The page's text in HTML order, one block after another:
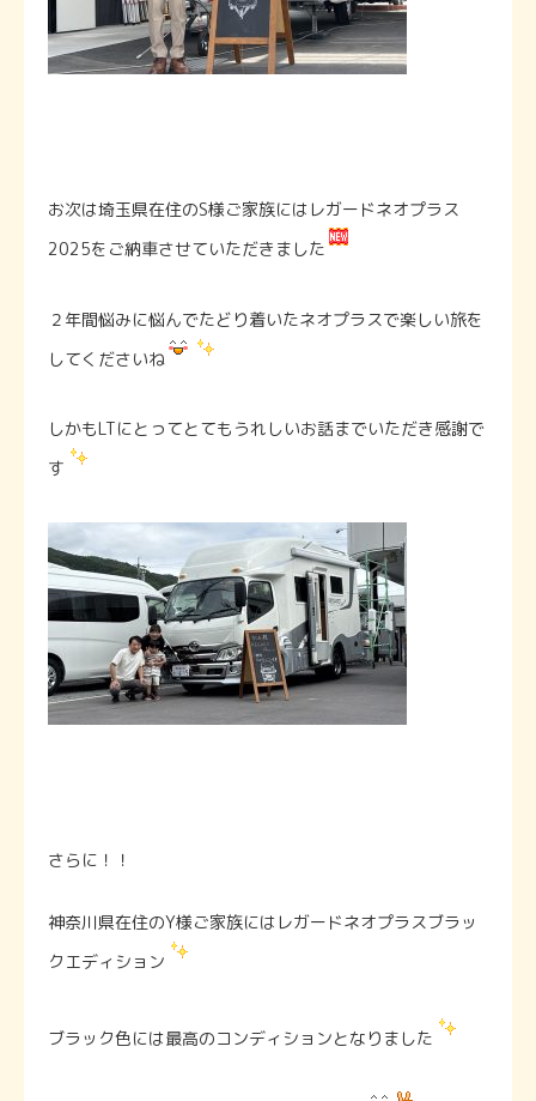
お次は埼玉県在住のS様ご家族にはレガードネオプラス
2025をご納車させていただきました
２年間悩みに悩んでたどり着いたネオプラスで楽しい旅を
してくださいね
しかもLTにとってとてもうれしいお話までいただき感謝で
す
さらに！！
神奈川県在住のY様ご家族にはレガードネオプラスブラッ
クエディション
ブラック色には最高のコンディションとなりました